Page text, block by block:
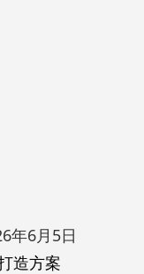
年6月5日
造方案